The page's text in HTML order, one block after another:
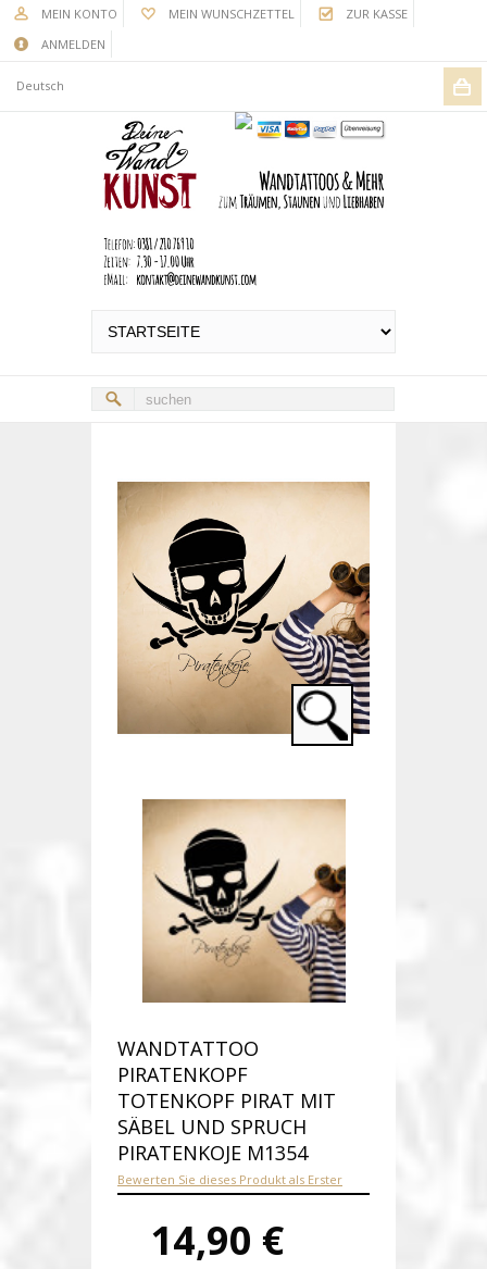
MEIN KONTO MEIN WUNSCHZETTEL
ZUR KASSE
ANMELDEN
Deutsch
WANDTATTOO
PIRATENKOPF
TOTENKOPF PIRAT MIT
SÄBEL UND SPRUCH
PIRATENKOJE M1354
Bewerten Sie dieses Produkt als Erster
14,90 €